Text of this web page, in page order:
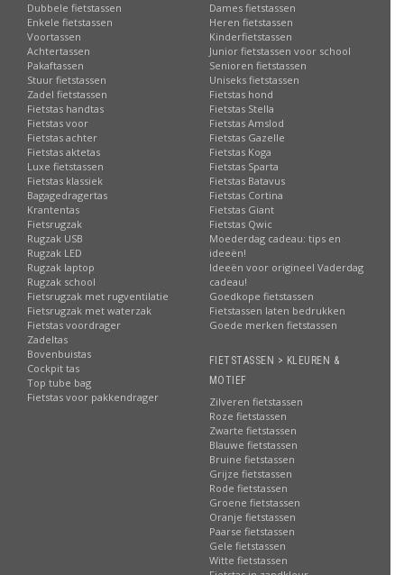
Dubbele fietstassen
Enkele fietstassen
Voortassen
Achtertassen
Pakaftassen
Stuur fietstassen
Zadel fietstassen
Fietstas handtas
Fietstas voor
Fietstas achter
Fietstas aktetas
Luxe fietstassen
Fietstas klassiek
Bagagedragertas
Krantentas
Fietsrugzak
Rugzak USB
Rugzak LED
Rugzak laptop
Rugzak school
Fietsrugzak met rugventilatie
Fietsrugzak met waterzak
Fietstas voordrager
Zadeltas
Bovenbuistas
Cockpit tas
Top tube bag
Fietstas voor pakkendrager
Dames fietstassen
Heren fietstassen
Kinderfietstassen
Junior fietstassen voor school
Senioren fietstassen
Uniseks fietstassen
Fietstas hond
Fietstas Stella
Fietstas Amslod
Fietstas Gazelle
Fietstas Koga
Fietstas Sparta
Fietstas Batavus
Fietstas Cortina
Fietstas Giant
Fietstas Qwic
Moederdag cadeau: tips en
ideeën!
Ideeën voor origineel Vaderdag
cadeau!
Goedkope fietstassen
Fietstassen laten bedrukken
Goede merken fietstassen
FIETSTASSEN > KLEUREN &
MOTIEF
Zilveren fietstassen
Roze fietstassen
Zwarte fietstassen
Blauwe fietstassen
Bruine fietstassen
Grijze fietstassen
Rode fietstassen
Groene fietstassen
Oranje fietstassen
Paarse fietstassen
Gele fietstassen
Witte fietstassen